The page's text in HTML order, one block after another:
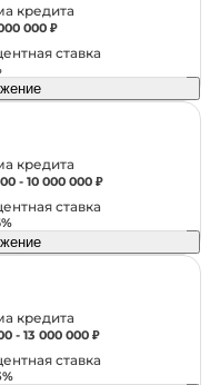
кредита
000 ₽
ставка
кредита
- 10 000 000 ₽
ставка
кредита
- 13 000 000 ₽
ставка